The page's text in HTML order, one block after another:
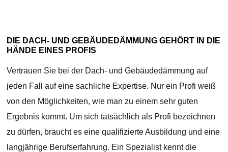
DIE DACH- UND GEBÄUDEDÄMMUNG GEHÖRT IN DIE
HÄNDE EINES PROFIS
Vertrauen Sie bei der Dach- und Gebäudedämmung auf
jeden Fall auf eine sachliche Expertise. Nur ein Profi weiß
von den Möglichkeiten, wie man zu einem sehr guten
Ergebnis kommt. Um sich tatsächlich als Profi bezeichnen
zu dürfen, braucht es eine qualifizierte Ausbildung und eine
langjährige Berufserfahrung. Ein Spezialist kennt die